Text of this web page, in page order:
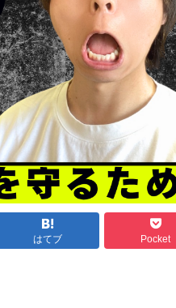
はてブ Pocket